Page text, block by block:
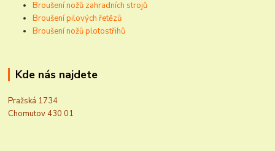
Broušení nožů zahradních strojů
Broušení pilových řetězů
Broušení nožů plotostřihů
Kde nás najdete
Pražská 1734
Chomutov 430 01